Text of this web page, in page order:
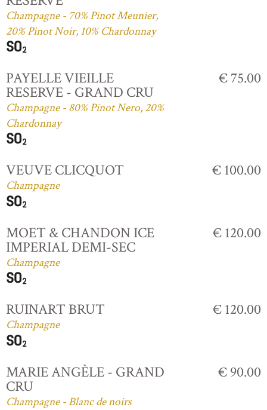
Champagne - 70% Pinot Meunier,
20% Pinot Noir, 10% Chardonnay
PAYELLE VIEILLE
RESERVE - GRAND CRU
Champagne - 80% Pinot Nero, 20%
Chardonnay
€ 75.00
VEUVE CLICQUOT
Champagne
€ 100.00
MOET & CHANDON ICE
IMPERIAL DEMI-SEC
Champagne
€ 120.00
RUINART BRUT
Champagne
€ 120.00
MARIE ANGÈLE - GRAND
CRU
Champagne - Blanc de noirs
€ 90.00